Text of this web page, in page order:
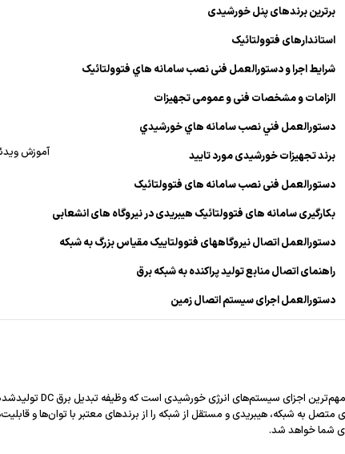
برترین برندهای پنل خورشیدی
استاندارهای فتوولتائیک
شرایط اجرا و دستورالعمل فنی نصب سامانه هاي فتوولتائیک
الزامات و مشخصات فنی و عمومی تجهیزات
دستورالعمل فني نصب سامانه هاي خورشيدي
برند تجهیزات خورشیدی مورد تایید
دستورالعمل فنی نصب سامانه های فتوولتائیک
بکارگیری سامانه های فتوولتائیک هیبریدی در نیروگاه های انشعابی
دستورالعمل اتصال نیروگاههای فتوولتاییک مقیاس بزرگ به شبکه
راهنمای اتصال منابع تولید پراکنده به شبکه برق
دستورالعمل اجرای سیستم اتصال زمین
آموزش
متصل به شبکه، هیبریدی و مستقل از شبکه را از برندهای معتبر با توان‌ها و
شما خواهد شد.